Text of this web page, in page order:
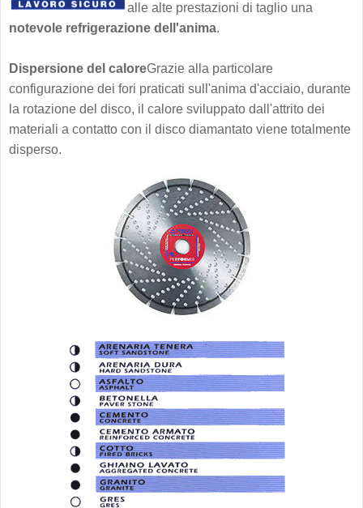
alle alte prestazioni di taglio una
notevole refrigerazione dell'anima.
Dispersione del caloreGrazie alla particolare
configurazione dei fori praticati sull'anima d'acciaio, durante
la rotazione del disco, il calore sviluppato dall'attrito dei
materiali a contatto con il disco diamantato viene totalmente
disperso.